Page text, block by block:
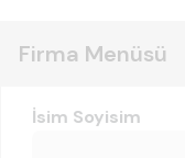
Firma Menüsü
İsim Soyisim